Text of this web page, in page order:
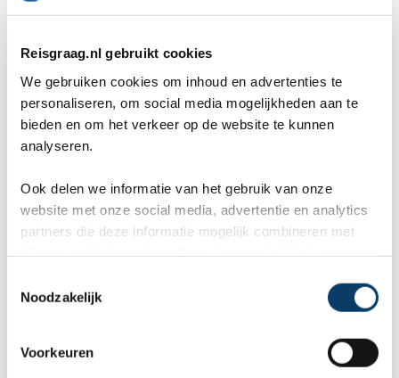
Reisgraag.nl gebruikt cookies
We gebruiken cookies om inhoud en advertenties te
personaliseren, om social media mogelijkheden aan te
bieden en om het verkeer op de website te kunnen
analyseren.
Ook delen we informatie van het gebruik van onze
website met onze social media, advertentie en analytics
partners die deze informatie mogelijk combineren met
Noodzakelijk
Voorkeuren
kleding is de zeehond voor de Inuit erg belangrijk.
Het vlees van de zeehond wordt gegeten en het
vet werd vroeger als brandstof gebruikt. Van de
botten van de zeehonden werden er allerlei
voorwerpen gemaakt. Behalve voor kleding werd
de huid van de zeehond ook gebruikt voor het
spannen van kajaks en umiaks en het maken van
tenten.
Inutsut. Aangezien de Inuit over een gigantisch